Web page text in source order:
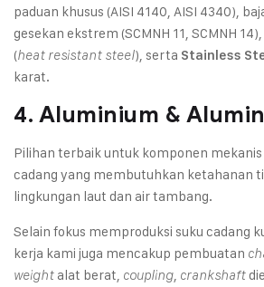
paduan khusus (AISI 4140, AISI 4340),
gesekan ekstrem (SCMNH 11, SCMNH
(heat resistant steel), serta Stainless
karat.
4. Aluminium &
Pilihan terbaik untuk komponen
cadang yang membutuhkan ketahanan
lingkungan laut dan air tambang.
Selain fokus memproduksi suku cadang
kerja kami juga mencakup pembuatan
weight alat berat, coupling, crankshaft